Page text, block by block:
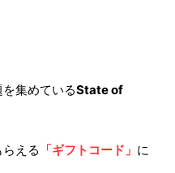
集めているState of
える 「ギフトコード」 に